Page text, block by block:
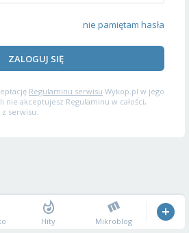
nie pamiętam hasła
ZALOGUJ SIĘ
Regulaminu serwisu Wykop.pl w jego
nie akceptujesz Regulaminu w całości,
serwisu.
Hity Mikroblog